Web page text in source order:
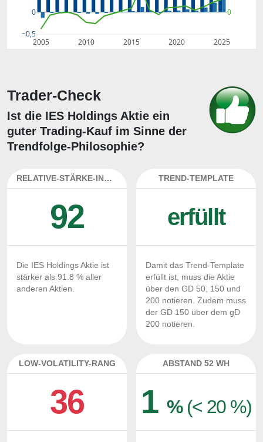
2005 2010 2015 2020 2025
−0,5
0 0
Trader-Check
Ist die IES Holdings Aktie ein
guter Trading-Kauf im Sinne der
Trendfolge-Philosophie?
RELATIVE-STÄRKE-INDEX
92
Die IES Holdings Aktie ist
stärker als 91.8 % aller
anderen Aktien.
TREND-TEMPLATE
erfüllt
Damit das Trend-Template
erfüllt ist, muss die Aktie
über den GD 50, 150 und
200 notieren. Zudem muss
der GD 150 über dem gD
200 notieren.
LOW-VOLATILITY-RANG
36
ABSTAND 52 WH
1 % (< 20 %)